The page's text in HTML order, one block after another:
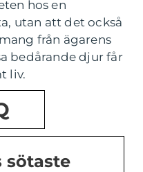
hos en
utan att det också
från ägarens
bedårande djur får
liv.
sötaste